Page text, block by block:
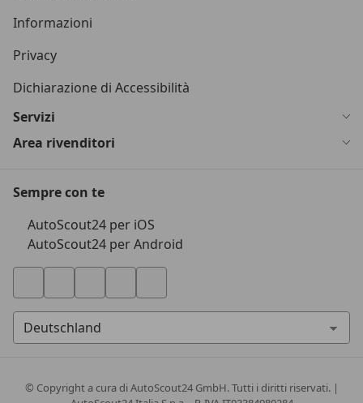
Informazioni
Privacy
Dichiarazione di Accessibilità
Servizi
Area rivenditori
Sempre con te
AutoScout24 per iOS
AutoScout24 per Android
© Copyrighta cura di AutoScout24 GmbH. Tutti i diritti riservati. |